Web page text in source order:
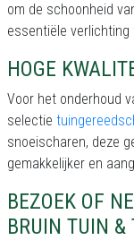
om de schoonheid
essentiële
HOGE
Voor het onderhoud
selectie
snoeischaren, deze
gemakkelijker en
BEZOEK OF
BRUIN TUIN &